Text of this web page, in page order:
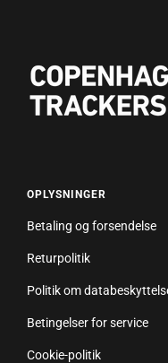
OPLYSNINGER
Betaling og forsendelse
Returpolitik
Politik om
Betingelser for service
Cookie-politik